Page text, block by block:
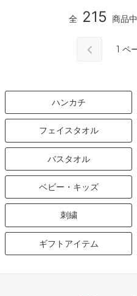
全 215 商品中
1 ペ
ハンカチ
フェイスタオル
バスタオル
ベビー・キッズ
刺繍
ギフトアイテム